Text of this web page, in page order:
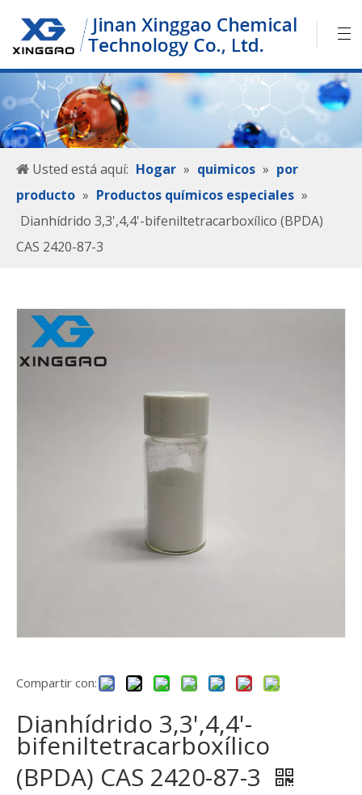
Usted está aquí: Hogar » quimicos » por
producto » Productos químicos especiales »
Dianhídrido 3,3',4,4'-bifeniltetracarboxílico (BPDA)
CAS 2420-87-3
Compartir con:
Dianhídrido 3,3',4,4'-
bifeniltetracarboxílico
(BPDA) CAS 2420-87-3